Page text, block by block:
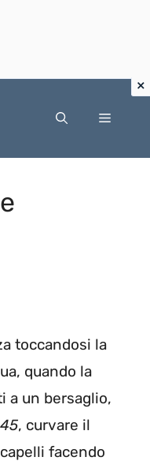
Menu
toccandosi la
quando la
a un bersaglio,
, curvare il
facendo